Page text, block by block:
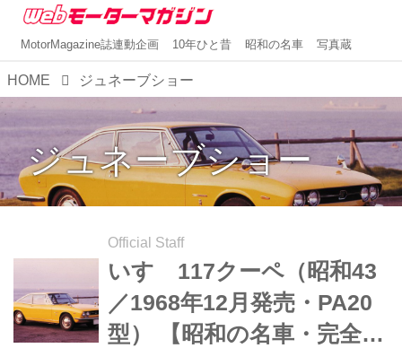
MotorMagazine誌連動企画 10年ひと昔 昭和の名車 写真蔵
HOME ジュネーブショー
ジュネーブショー
Official Staff
いすゞ117クーペ（昭和43
／1968年12月発売・PA20
型） 【昭和の名車・完全版